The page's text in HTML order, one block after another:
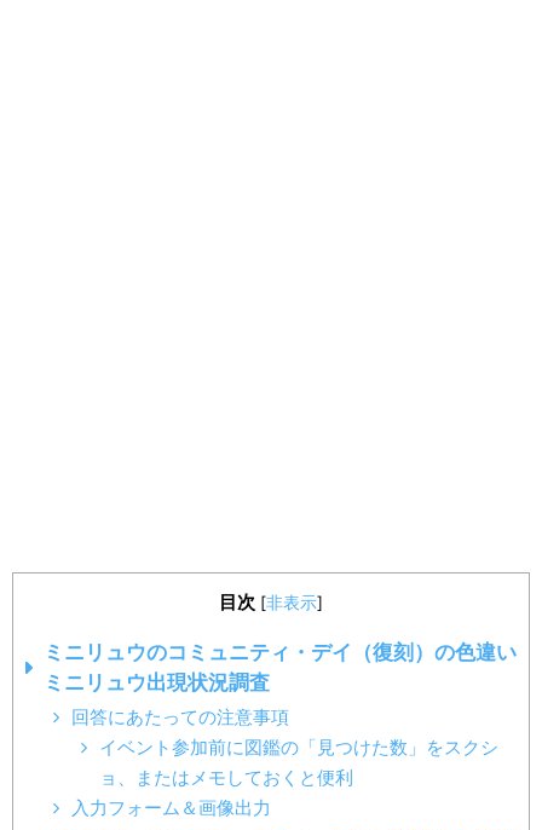
目次 [非表示]
ミニリュウのコミュニティ・デイ（復刻）の色違い
ミニリュウ出現状況調査
回答にあたっての注意事項
イベント参加前に図鑑の「見つけた数」をスクシ
ョ、またはメモしておくと便利
入力フォーム＆画像出力